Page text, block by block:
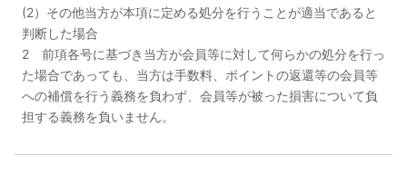
(2）その他当方が本項に定める処分を行うことが適当であると
判断した場合
2 前項各号に基づき当方が会員等に対して何らかの処分を行っ
た場合であっても、当方は手数料、ポイントの返還等の会員等
への補償を行う義務を負わず、会員等が被った損害について負
担する義務を負いません。